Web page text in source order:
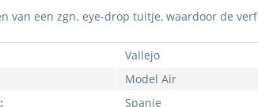
van een zgn. eye-drop tuitje, waardoor de
Vallejo
Model Air
Spanje